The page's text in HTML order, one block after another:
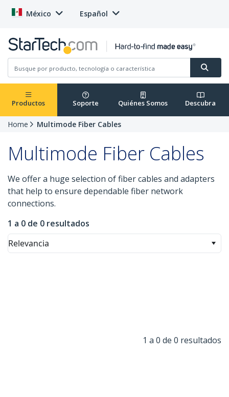
México Español
Productos Soporte Quiénes Somos Descubra
Home Multimode Fiber Cables
Multimode Fiber Cables
We offer a huge selection of fiber cables and adapters
that help to ensure dependable fiber network
connections.
1 a 0 de 0 resultados
Relevancia
1 a 0 de 0 resultados